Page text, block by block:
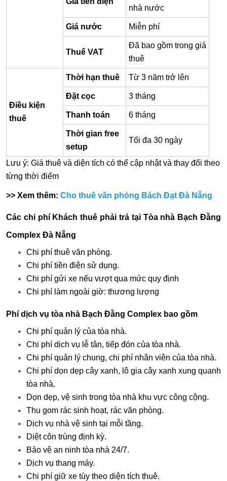
nhà nước
Giá nước Miễn phí
Thuế VAT
Đã bao gồm trong giá
thuê
Điều kiện
thuê
Thời hạn thuê Từ 3 năm trở lên
Đặt cọc 3 tháng
Thanh toán 6 tháng
Thời gian free
setup
Tối đa 30 ngày
Lưu ý: Giá thuê và diện tích có thể cập nhật và thay đổi theo
từng thời điểm
>> Xem thêm: Cho thuê văn phòng Bách Đạt Đà Nẵng
Các chi phí Khách thuê phải trả tại Tòa nhà Bạch Đằng
Complex Đà Nẵng
Chi phí thuê văn phòng.
Chi phí tiền điện sử dụng.
Chi phí gửi xe nếu vượt qua mức quy định
Chi phí làm ngoài giờ: thương lượng
Phí dịch vụ tòa nhà Bạch Đằng Complex bao gồm
Chi phí quản lý của tòa nhà.
Chi phí dịch vụ lễ tân, tiếp đón của tòa nhà.
Chi phí quản lý chung, chi phí nhân viên của tòa nhà.
Chi phí dọn dẹp cây xanh, lô gia cây xanh xung quanh
tòa nhà.
Dọn dẹp, vệ sinh trong tòa nhà khu vực công cộng.
Thu gom rác sinh hoạt, rác văn phòng.
Dịch vụ nhà vệ sinh tại mỗi tầng.
Diệt côn trùng định kỳ.
Bảo vệ an ninh tòa nhà 24/7.
Dịch vụ thang máy.
Chi phí giữ xe tùy theo diện tích thuê.